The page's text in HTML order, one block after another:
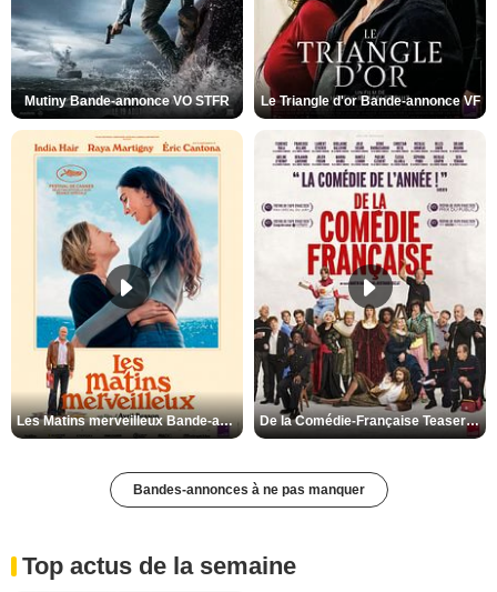
Mutiny Bande-annonce VO STFR Le Triangle d'or Bande-annonce VF
Les Matins merveilleux Bande-annonce VF De la Comédie-Française Teaser VF
Bandes-annonces à ne pas manquer
Top actus de la semaine